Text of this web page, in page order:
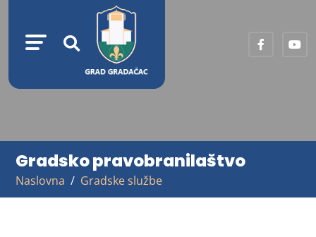
Gradsko pravobranilaštvo
Naslovna Gradske službe